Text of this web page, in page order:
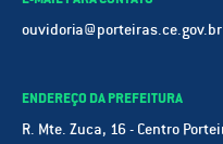
ouvidoria@porteiras.ce.gov.br
ENDEREÇO DA PREFEITURA
R. Mte. Zuca, 16 - Centro